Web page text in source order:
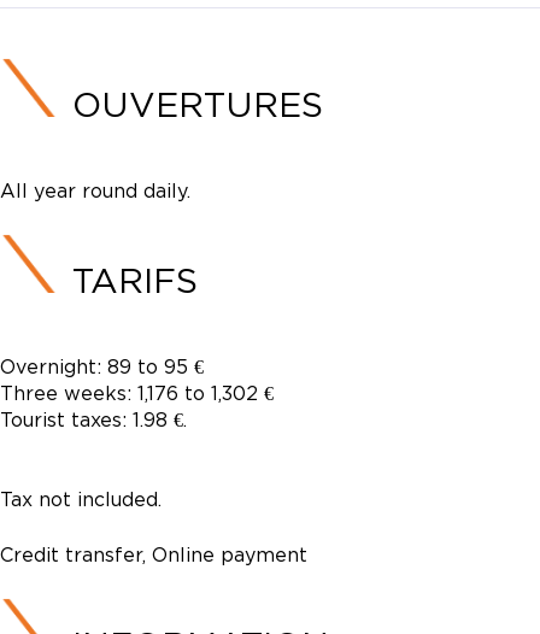
OUVERTURES
All year round daily.
TARIFS
Overnight: 89 to 95 €
Three weeks: 1,176 to 1,302 €
Tourist taxes: 1.98 €.
Tax not included.
Credit transfer, Online payment